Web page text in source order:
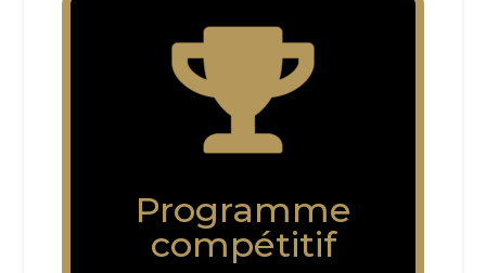
Programme
compétitif